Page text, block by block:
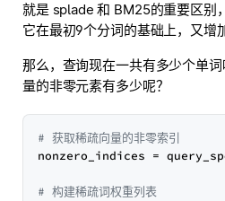
就是 splade 和 BM25的重要区别
它在最初9个分词的基础上，又增
那么，查询现在一共有多少个单
量的非零元素有多少呢？
# 获取稀疏向量的非零索引
nonzero_indices =
# 构建稀疏词权重列表